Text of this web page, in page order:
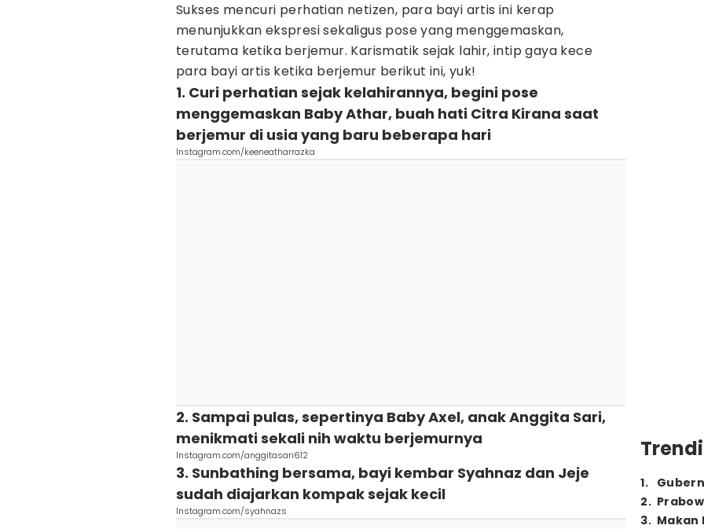
Sukses mencuri perhatian netizen, para bayi artis ini kerap
menunjukkan ekspresi sekaligus pose yang menggemaskan,
terutama ketika berjemur. Karismatik sejak lahir, intip gaya kece
para bayi artis ketika berjemur berikut ini, yuk!
1. Curi perhatian sejak kelahirannya, begini pose
menggemaskan Baby Athar, buah hati Citra Kirana saat
berjemur di usia yang baru beberapa hari
Instagram.com/keeneatharrazka
2. Sampai pulas, sepertinya Baby Axel, anak Anggita Sari,
menikmati sekali nih waktu berjemurnya
Instagram.com/anggitasari612
3. Sunbathing bersama, bayi kembar Syahnaz dan Jeje
sudah diajarkan kompak sejak kecil
Instagram.com/syahnazs
1.
2.
3. Makan